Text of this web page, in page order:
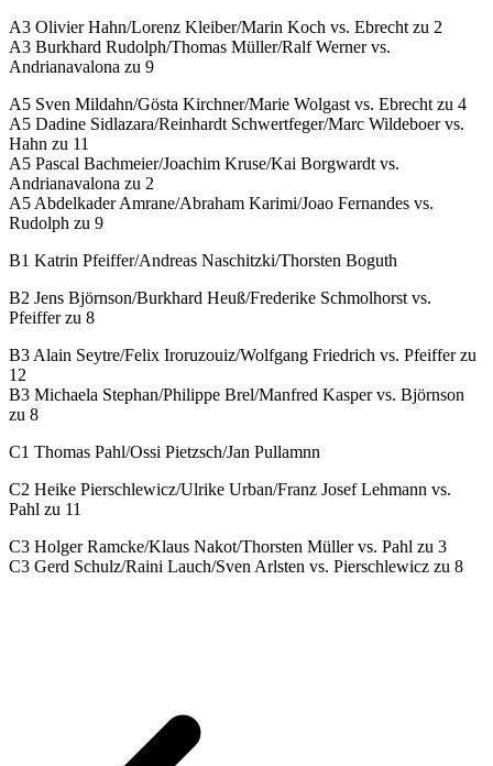
A3 Olivier Hahn/Lorenz Kleiber/Marin Koch vs. Ebrecht zu 2
A3 Burkhard Rudolph/Thomas Müller/Ralf Werner vs.
Andrianavalona zu 9
A5 Sven Mildahn/Gösta Kirchner/Marie Wolgast vs. Ebrecht zu 4
A5 Dadine Sidlazara/Reinhardt Schwertfeger/Marc Wildeboer vs.
Hahn zu 11
A5 Pascal Bachmeier/Joachim Kruse/Kai Borgwardt vs.
Andrianavalona zu 2
A5 Abdelkader Amrane/Abraham Karimi/Joao Fernandes vs.
Rudolph zu 9
B1 Katrin Pfeiffer/Andreas Naschitzki/Thorsten Boguth
B2 Jens Björnson/Burkhard Heuß/Frederike Schmolhorst vs.
Pfeiffer zu 8
B3 Alain Seytre/Felix Iroruzouiz/Wolfgang Friedrich vs. Pfeiffer zu
12
B3 Michaela Stephan/Philippe Brel/Manfred Kasper vs. Björnson
zu 8
C1 Thomas Pahl/Ossi Pietzsch/Jan Pullamnn
C2 Heike Pierschlewicz/Ulrike Urban/Franz Josef Lehmann vs.
Pahl zu 11
C3 Holger Ramcke/Klaus Nakot/Thorsten Müller vs. Pahl zu 3
C3 Gerd Schulz/Raini Lauch/Sven Arlsten vs. Pierschlewicz zu 8